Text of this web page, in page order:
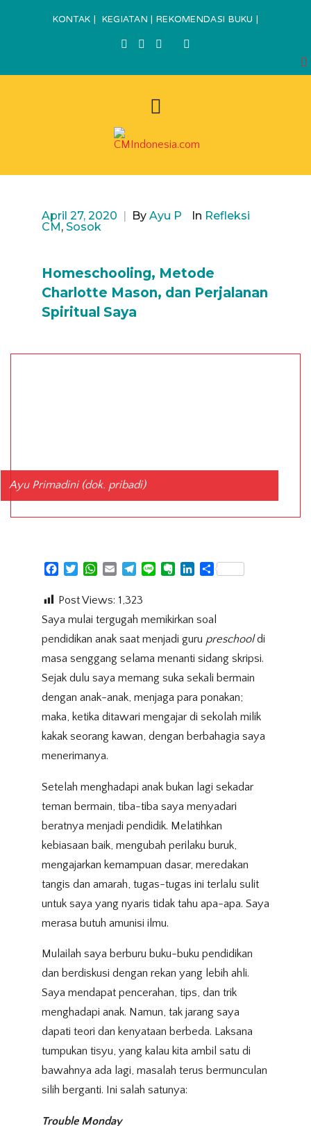
KONTAK| KEGIATAN|REKOMENDASI BUKU|
April 27, 2020 | By Ayu P In Refleksi
CM, Sosok
Homeschooling, Metode
Charlotte Mason, dan Perjalanan
Spiritual Saya
Ayu Primadini (dok. pribadi)
FacebookTwitterWhatsApp
Email Telegram
Line Evernote
LinkedIn
Share
Post Views: 1,323
Saya mulai tergugah memikirkan soal
pendidikan anak saat menjadi guru preschooldi
masa senggang selama menanti sidang skripsi.
Sejak dulu saya memang suka sekali bermain
dengan anak-anak, menjaga para ponakan;
maka, ketika ditawari mengajar di sekolah milik
kakak seorang kawan, dengan berbahagia saya
menerimanya.
Setelah menghadapi anak bukan lagi sekadar
teman bermain, tiba-tiba saya menyadari
beratnya menjadi pendidik. Melatihkan
kebiasaan baik, mengubah perilaku buruk,
mengajarkan kemampuan dasar, meredakan
tangis dan amarah, tugas-tugas ini terlalu sulit
untuk saya yang nyaris tidak tahu apa-apa. Saya
merasa butuh amunisi ilmu.
Mulailah saya berburu buku-buku pendidikan
dan berdiskusi dengan rekan yang lebih ahli.
Saya mendapat pencerahan, tips, dan trik
menghadapi anak. Namun, tak jarang saya
dapati teori dan kenyataan berbeda. Laksana
tumpukan tisyu, yang kalau kita ambil satu di
bawahnya ada lagi, masalah terus bermunculan
silih berganti. Ini salah satunya:
Trouble Monday